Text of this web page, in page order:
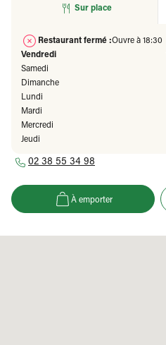
Sur place
Restaurant fermé :Ouvre à 18:30
Vendredi
Samedi
Dimanche
Lundi
Mardi
Mercredi
Jeudi
02 38 55 34 98
À emporter